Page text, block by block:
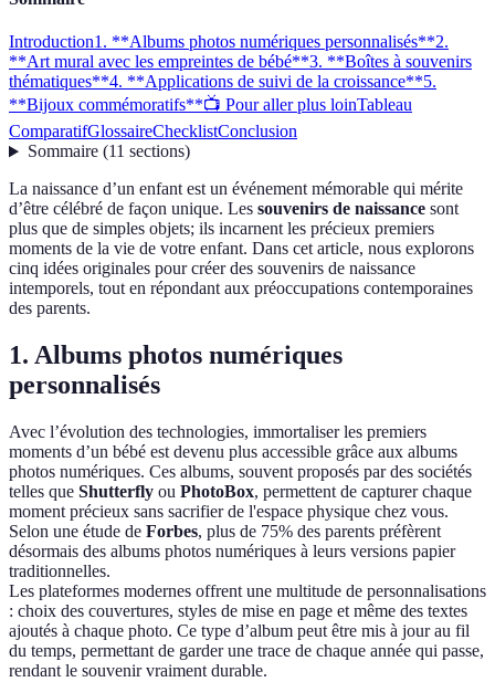
Introduction1. **Albums photos numériques personnalisés**2.
**Art mural avec les empreintes de bébé**3. **Boîtes à souvenirs
thématiques**4. **Applications de suivi de la croissance**5.
**Bijoux commémoratifs**📺 Pour aller plus loinTableau
ComparatifGlossaireChecklistConclusion
Sommaire(11 sections)
La naissance d’un enfant est un événement mémorable qui mérite
d’être célébré de façon unique. Les souvenirs de naissance sont
plus que de simples objets; ils incarnent les précieux premiers
moments de la vie de votre enfant. Dans cet article, nous explorons
cinq idées originales pour créer des souvenirs de naissance
intemporels, tout en répondant aux préoccupations contemporaines
des parents.
1. Albums photos numériques
personnalisés
Avec l’évolution des technologies, immortaliser les premiers
moments d’un bébé est devenu plus accessible grâce aux albums
photos numériques. Ces albums, souvent proposés par des sociétés
telles que Shutterfly ou PhotoBox, permettent de capturer chaque
moment précieux sans sacrifier de l'espace physique chez vous.
Selon une étude de Forbes, plus de 75% des parents préfèrent
désormais des albums photos numériques à leurs versions papier
traditionnelles.
Les plateformes modernes offrent une multitude de personnalisations
: choix des couvertures, styles de mise en page et même des textes
ajoutés à chaque photo. Ce type d’album peut être mis à jour au fil
du temps, permettant de garder une trace de chaque année qui passe,
rendant le souvenir vraiment durable.